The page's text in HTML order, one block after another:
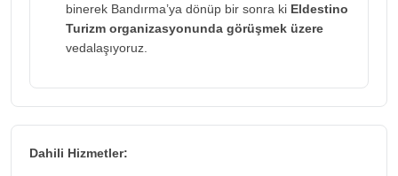
binerek Bandırma’ya dönüp bir sonra ki Eldestino
Turizm organizasyonunda görüşmek üzere
vedalaşıyoruz.
Dahili Hizmetler: